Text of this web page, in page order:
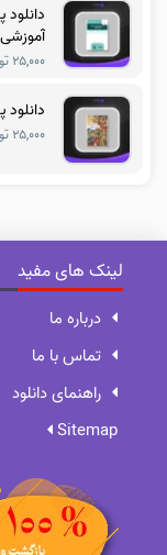
۲۵,۰۰۰ تومان
۲۵,۰۰۰ تومان
لینک های مفید
درباره ما
تماس با ما
راهنمای دانلود
Sitemap